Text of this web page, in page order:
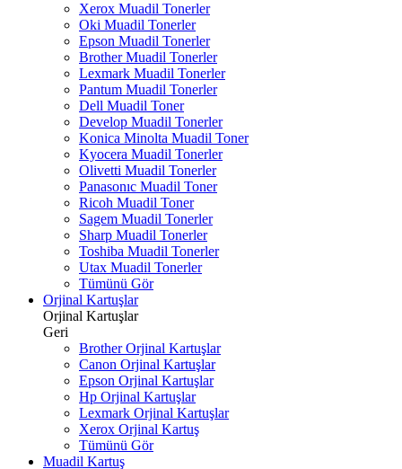
Xerox Muadil Tonerler
Oki Muadil Tonerler
Epson Muadil Tonerler
Brother Muadil Tonerler
Lexmark Muadil Tonerler
Pantum Muadil Tonerler
Dell Muadil Toner
Develop Muadil Tonerler
Konica Minolta Muadil Toner
Kyocera Muadil Tonerler
Olivetti Muadil Tonerler
Panasonıc Muadil Toner
Ricoh Muadil Toner
Sagem Muadil Tonerler
Sharp Muadil Tonerler
Toshiba Muadil Tonerler
Utax Muadil Tonerler
Tümünü Gör
Orjinal Kartuşlar
Orjinal Kartuşlar
Geri
Brother Orjinal Kartuşlar
Canon Orjinal Kartuşlar
Epson Orjinal Kartuşlar
Hp Orjinal Kartuşlar
Lexmark Orjinal Kartuşlar
Xerox Orjinal Kartuş
Tümünü Gör
Muadil Kartuş